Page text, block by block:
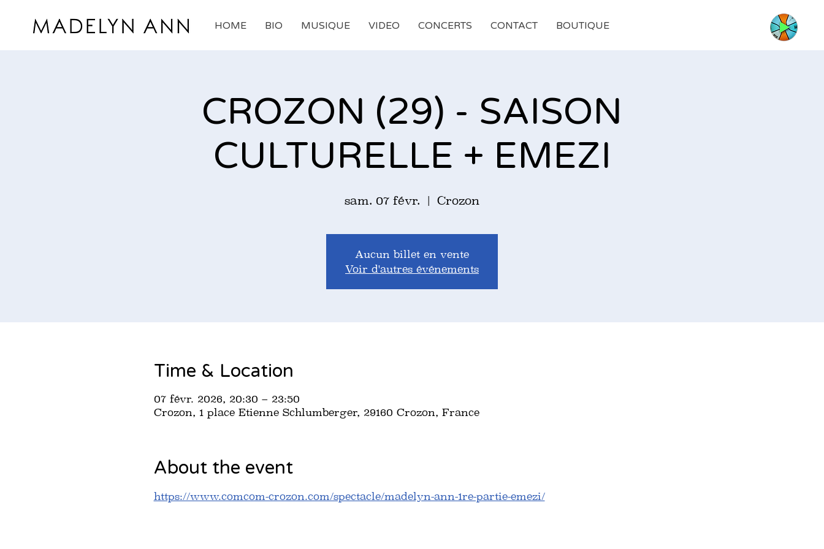
HOME BIO MUSIQUE VIDEO CONCERTS CONTACT BOUTIQUE
CROZON (29) - SAISON
CULTURELLE + EMEZI
sam. 07 févr.
  |
Crozon
Aucun billet en vente
Voir d'autres événements
Time & Location
07 févr. 2026, 20:30 – 23:50
Crozon, 1 place Etienne Schlumberger, 29160 Crozon, France
About the event
https://www.comcom-crozon.com/spectacle/madelyn-ann-1re-partie-emezi/